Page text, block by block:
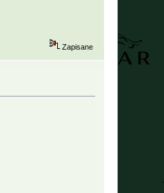
Zapisane